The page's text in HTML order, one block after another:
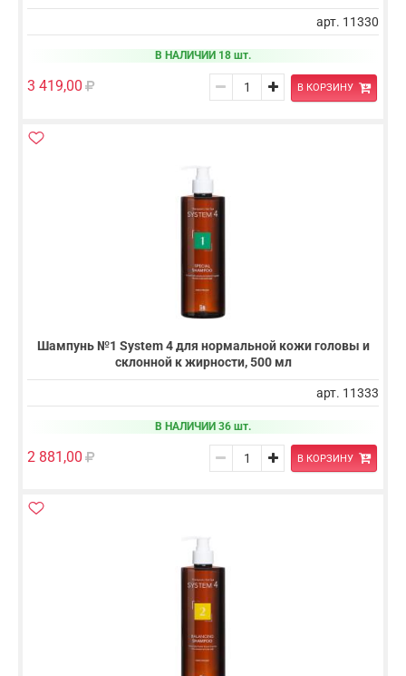
арт. 11330
В НАЛИЧИИ 18 шт.
3 419,00 В КОРЗИНУ
Шампунь №1 System 4 для нормальной кожи головы и
склонной к жирности, 500 мл
арт. 11333
В НАЛИЧИИ 36 шт.
2 881,00 В КОРЗИНУ